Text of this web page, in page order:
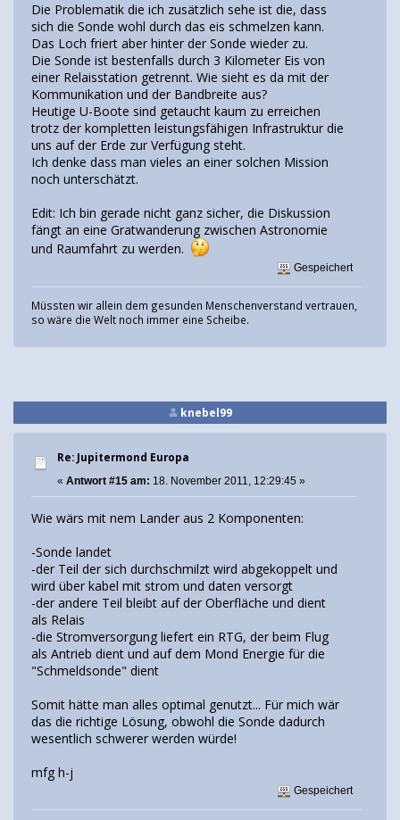
Die Problematik die ich zusätzlich sehe ist die, dass
sich die Sonde wohl durch das eis schmelzen kann.
Das Loch friert aber hinter der Sonde wieder zu.
Die Sonde ist bestenfalls durch 3 Kilometer Eis von
einer Relaisstation getrennt. Wie sieht es da mit der
Kommunikation und der Bandbreite aus?
Heutige U-Boote sind getaucht kaum zu erreichen
trotz der kompletten leistungsfähigen Infrastruktur die
uns auf der Erde zur Verfügung steht.
Ich denke dass man vieles an einer solchen Mission
noch unterschätzt.
Edit: Ich bin gerade nicht ganz sicher, die Diskussion
fängt an eine Gratwanderung zwischen Astronomie
und Raumfahrt zu werden.
Gespeichert
Müssten wir allein dem gesunden Menschenverstand vertrauen,
so wäre die Welt noch immer eine Scheibe.
knebel99
Re: Jupitermond Europa
« Antwort #15 am: 18. November 2011, 12:29:45 »
Wie wärs mit nem Lander aus 2 Komponenten:
-Sonde landet
-der Teil der sich durchschmilzt wird abgekoppelt und
wird über kabel mit strom und daten versorgt
-der andere Teil bleibt auf der Oberfläche und dient
als Relais
-die Stromversorgung liefert ein RTG, der beim Flug
als Antrieb dient und auf dem Mond Energie für die
"Schmeldsonde" dient
Somit hätte man alles optimal genutzt... Für mich wär
das die richtige Lösung, obwohl die Sonde dadurch
wesentlich schwerer werden würde!
mfg h-j
Gespeichert